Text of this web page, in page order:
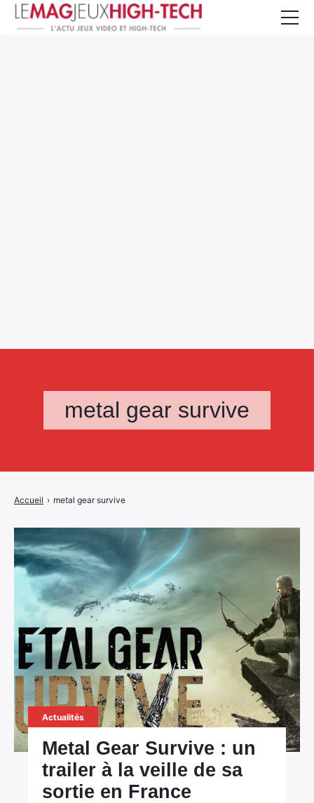
metal gear survive
Accueil › metal gear survive
Actualités
Metal Gear Survive : un
trailer à la veille de sa
sortie en France